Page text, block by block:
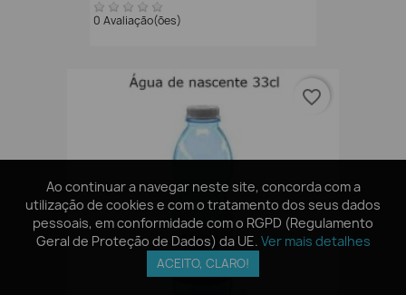
Ao continuar a navegar neste site, concorda com a
utilização de cookies e com o tratamento dos seus dados
pessoais, em conformidade com o RGPD (Regulamento
Geral de Proteção de Dados) da UE. Ver mais detalhes
ACEITO, CLARO!
0 Avaliação(ões)
favorite_border
Ao continuar a navegar neste site, concorda com a
utilização de cookies e com o tratamento dos seus dados
pessoais, em conformidade com o RGPD (Regulamento
Geral de Proteção de Dados) da UE. Ver mais detalhes
ACEITO, CLARO!